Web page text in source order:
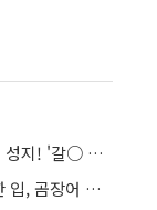
'생방송 투데이' 오늘방송맛집- 포천 갈비의 성지! '갈○ ○○○○'
'생방송 투데이' 오늘방송맛집- 리뷰 믿고 한 입, 곰장어 맛집 '높○○'